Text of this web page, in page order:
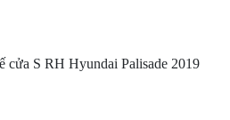
cửa S RH Hyundai Palisade 2019